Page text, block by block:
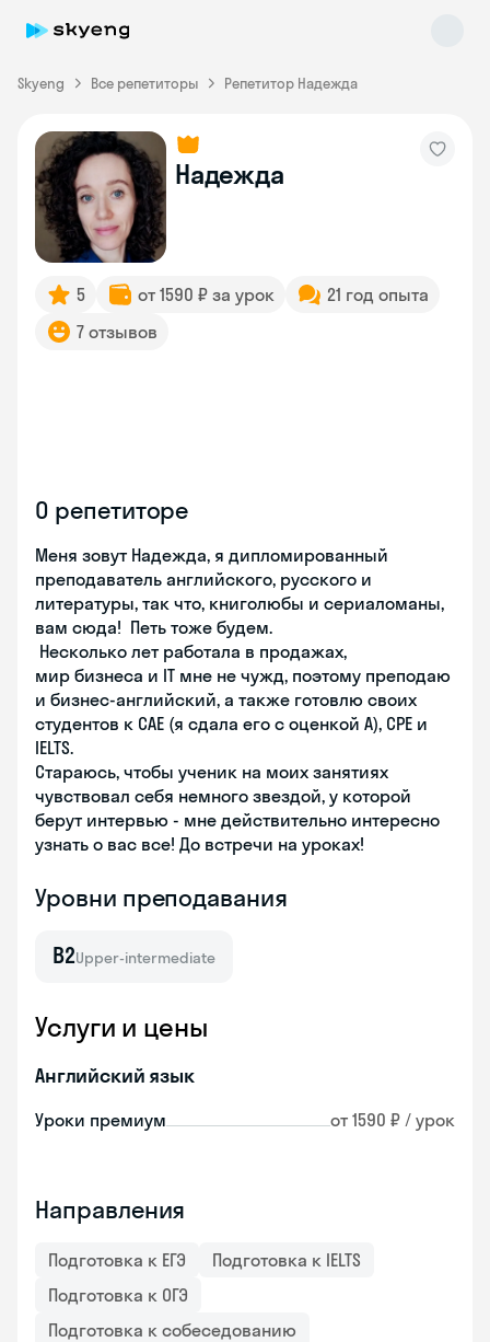
Skyeng Все репетиторы Репетитор Надежда
Надежда
5 от 1590 ₽ за урок
21 год опыта
7 отзывов
О репетиторе
Меня зовут Надежда, я дипломированный
преподаватель английского, русского и
литературы, так что, книголюбы и сериаломаны,
вам сюда! Петь тоже будем.
Несколько лет работала в продажах,
мир бизнеса и IT мне не чужд, поэтому преподаю
и бизнес-английский, а также готовлю своих
студентов к CAE (я сдала его с оценкой A), CPE и
IELTS.
Стараюсь, чтобы ученик на моих занятиях
чувствовал себя немного звездой, у которой
берут интервью - мне действительно интересно
узнать о вас все! До встречи на уроках!
Уровни преподавания
B2Upper-intermediate
Услуги и цены
Английский язык
Уроки премиум от 1590 ₽ / урок
Направления
Подготовка к ЕГЭ
Подготовка к IELTS
Подготовка к ОГЭ
Подготовка к собеседованию
Skyeng Chat
online